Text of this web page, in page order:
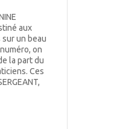
aux
un beau
on
la part du
Ces